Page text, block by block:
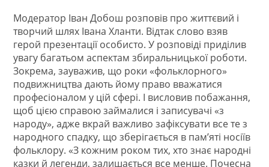
Модератор Іван Добош розповів про життєвий і
творчий шлях Івана Хланти. Відтак слово взяв
герой презентації особисто. У розповіді приділив
увагу багатьом аспектам збиральницької роботи.
Зокрема, зауважив, що роки «фольклорного»
подвижництва дають йому право вважатися
професіоналом у цій сфері. І висловив побажання,
щоб цією справою займалися і записувачі «з
народу», адже вкрай важливо зафіксувати все те з
народного спадку, що зберігається в пам’яті носіїв
фольклору. «З кожним роком тих, хто знає народні
казки й легенди, залишається все менше. Почесна